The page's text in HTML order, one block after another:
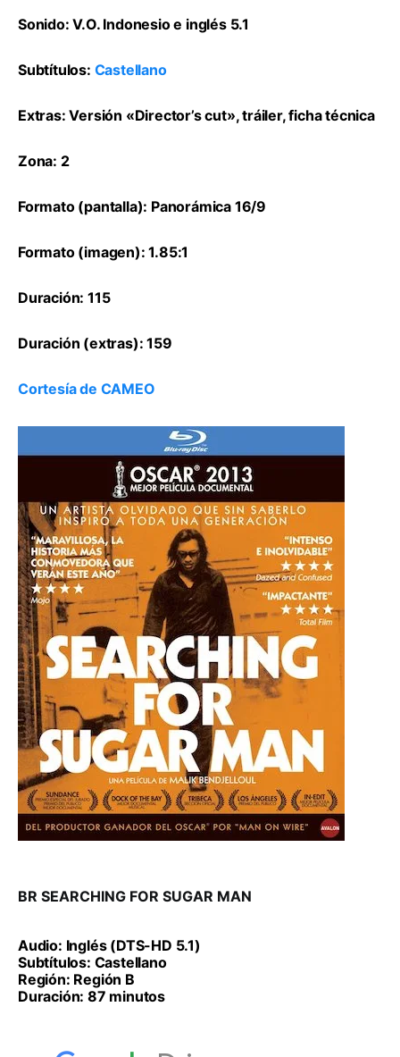
Sonido: V.O. Indonesio e inglés 5.1
Subtítulos: Castellano
Extras: Versión «Director’s cut», tráiler, ficha técnica
Zona: 2
Formato (pantalla): Panorámica 16/9
Formato (imagen): 1.85:1
Duración: 115
Duración (extras): 159
Cortesía de CAMEO
BR SEARCHING FOR SUGAR MAN
Audio: Inglés (DTS-HD 5.1)
Subtítulos: Castellano
Región: Región B
Duración: 87 minutos